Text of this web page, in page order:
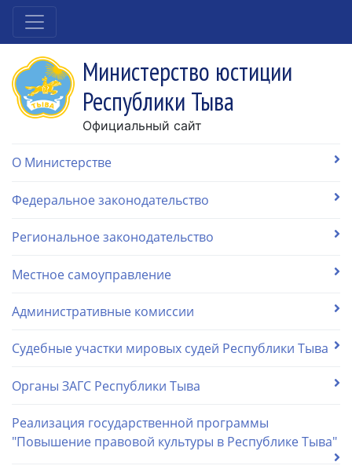
Министерство юстиции
Республики Тыва
Официальный сайт
О Министерстве
Федеральное законодательство
Региональное законодательство
Местное самоуправление
Административные комиссии
Судебные участки мировых судей Республики Тыва
Органы ЗАГС Республики Тыва
Реализация государственной программы
"Повышение правовой культуры в Республике Тыва"